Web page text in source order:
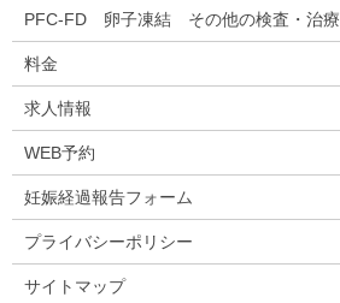
PFC-FD 卵子凍結 その他の検査・治療
料金
求人情報
WEB予約
妊娠経過報告フォーム
プライバシーポリシー
サイトマップ